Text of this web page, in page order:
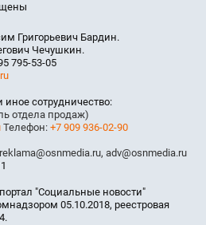
Григорьевич Бардин.
Чечушкин.
795-53-05
сотрудничество:
отдела продаж)
Телефон: +7 909 936-02-90
reklama@osnmedia.ru, adv@osnmedia.ru
"Социальные новости"
05.10.2018, реестровая